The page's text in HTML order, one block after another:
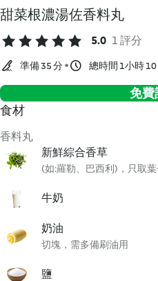
甜菜根濃湯佐香料丸
5.0 1 評分
準備 35 分 總時間 1小時 10
免費
食材
香料丸
新鮮綜合香草
(如:羅勒、巴西利)，只取
牛奶
奶油
切塊，需多備刷油用
鹽